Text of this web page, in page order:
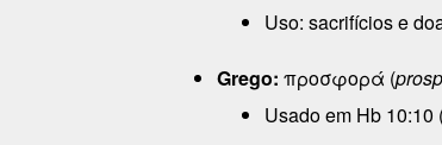
Uso: sacrifícios e
Grego: προσφορά (
Usado em Hb 10:10